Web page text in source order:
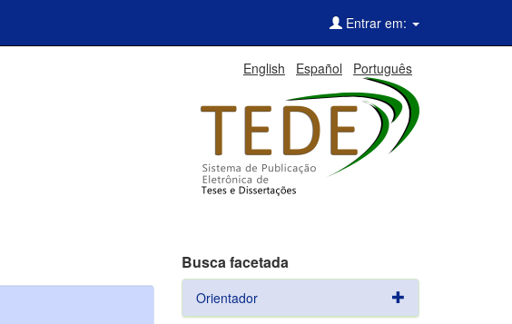
Entrar em:
English Español Português
Busca facetada
Orientador